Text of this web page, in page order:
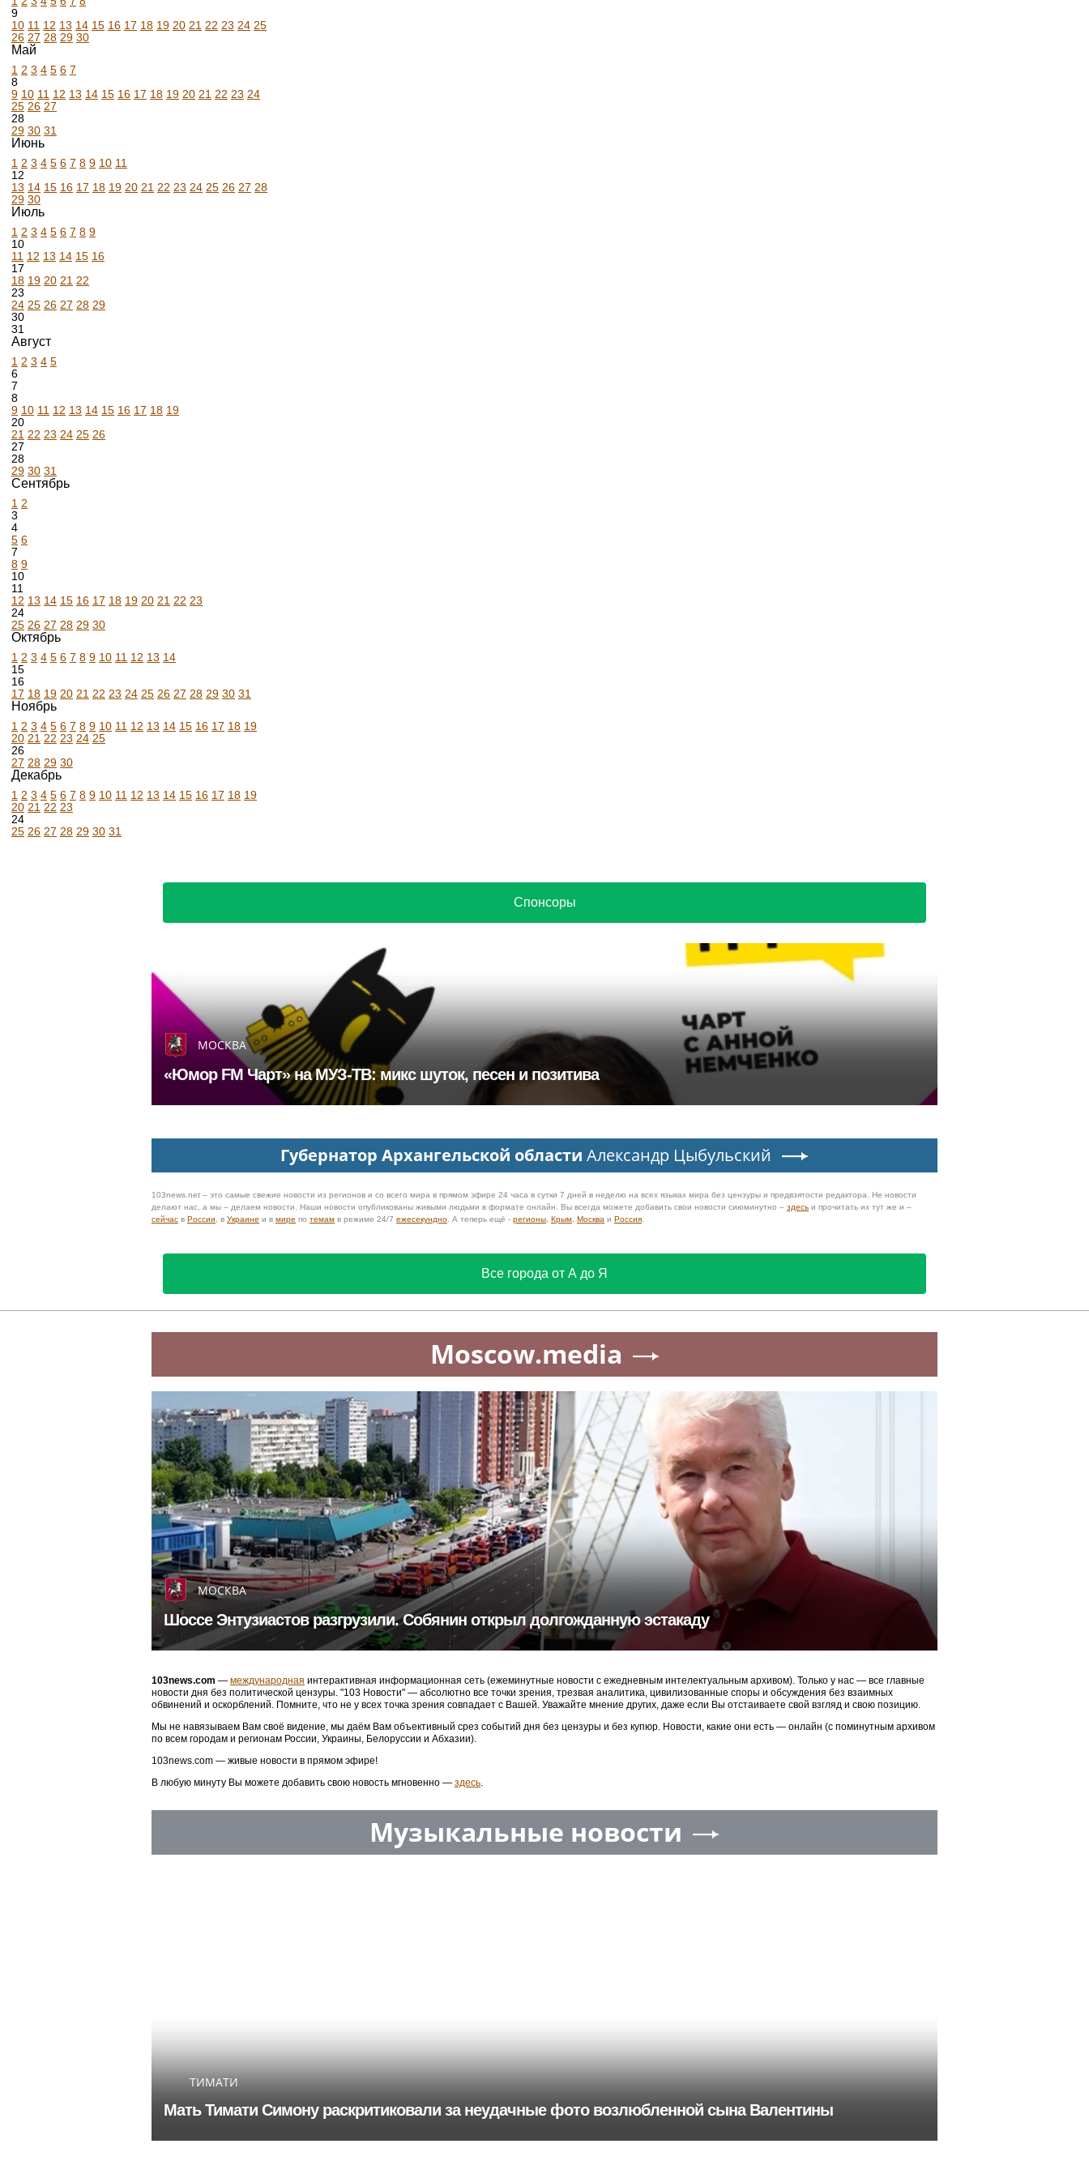
9
10 11 12 13 14 15 16 17 18 19 20 21 22 23 24 25
26 27 28 29 30
Май
1 2 3 4 5 6 7
8
9 10 11 12 13 14 15 16 17 18 19 20 21 22 23 24
25 26 27
28
29 30 31
Июнь
1 2 3 4 5 6 7 8 9 10 11
12
13 14 15 16 17 18 19 20 21 22 23 24 25 26 27 28
29 30
Июль
1 2 3 4 5 6 7 8 9
10
11 12 13 14 15 16
17
18 19 20 21 22
23
24 25 26 27 28 29
30
31
Август
1 2 3 4 5
6
7
8
9 10 11 12 13 14 15 16 17 18 19
20
21 22 23 24 25 26
27
28
29 30 31
Сентябрь
1 2
3
4
5 6
7
8 9
10
11
12 13 14 15 16 17 18 19 20 21 22 23
24
25 26 27 28 29 30
Октябрь
1 2 3 4 5 6 7 8 9 10 11 12 13 14
15
16
17 18 19 20 21 22 23 24 25 26 27 28 29 30 31
Ноябрь
1 2 3 4 5 6 7 8 9 10 11 12 13 14 15 16 17 18 19
20 21 22 23 24 25
26
27 28 29 30
Декабрь
1 2 3 4 5 6 7 8 9 10 11 12 13 14 15 16 17 18 19
20 21 22 23
24
25 26 27 28 29 30 31
Спонсоры
МОСКВА
«Юмор FM Чарт» на МУЗ‑ТВ: микс шуток, песен и позитива
Губернатор Архангельской области Александр Цыбульский
103news.net – это самые свежие новости из регионов и со всего мира в прямом эфире 24 часа в сутки 7 дней в неделю на всех языках мира без цензуры и предвзятости редактора. Не новости
делают нас, а мы – делаем новости. Наши новости опубликованы живыми людьми в формате онлайн. Вы всегда можете добавить свои новости сиюминутно – здесь и прочитать их тут же и –
сейчас в России , в Украине и в мире по темам в режиме 24/7 ежесекундно . А теперь ещё - регионы Крым Москва и Россия
Все города от А до Я
Moscow.media
МОСКВА
Шоссе Энтузиастов разгрузили. Собянин открыл долгожданную эстакаду
103news.com — международная интерактивная информационная сеть (ежеминутные новости с ежедневным интелектуальным архивом). Только у нас — все главные
новости дня без политической цензуры. "103 Новости" — абсолютно все точки зрения, трезвая аналитика, цивилизованные споры и обсуждения без взаимных
обвинений и оскорблений. Помните, что не у всех точка зрения совпадает с Вашей. Уважайте мнение других, даже если Вы отстаиваете свой взгляд и свою позицию.
Мы не навязываем Вам своё видение, мы даём Вам объективный срез событий дня без цензуры и без купюр. Новости, какие они есть — онлайн (с поминутным архивом
по всем городам и регионам России, Украины, Белоруссии и Абхазии).
103news.com — живые новости в прямом эфире!
В любую минуту Вы можете добавить свою новость мгновенно — здесь.
Музыкальные новости
ТИМАТИ
Мать Тимати Симону раскритиковали за неудачные фото возлюбленной сына Валентины